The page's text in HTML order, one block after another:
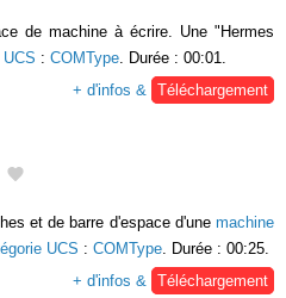
de machine à écrire. Une "Hermes
: COMType. Durée : 00:01.
+ d'infos & Téléchargement
et de barre d'espace d'une machine
UCS : COMType . Durée : 00:25.
+ d'infos &
Téléchargement